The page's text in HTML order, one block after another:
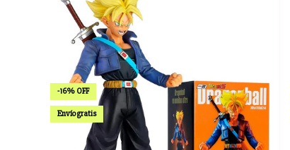
-16% OFF
Envío gratis